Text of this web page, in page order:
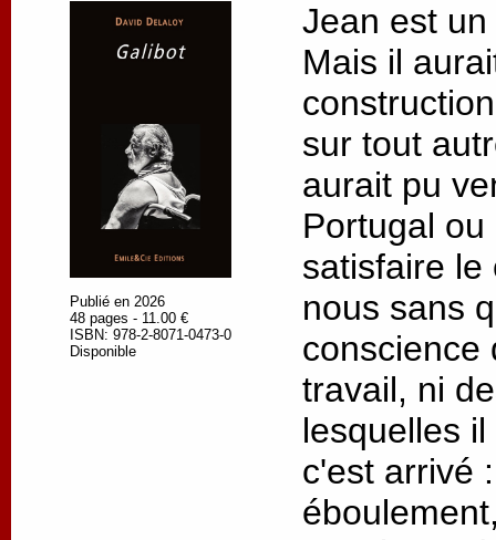
Publié en 2026
48 pages - 11.00 €
ISBN: 978-2-8071-0473-0
Disponible
Jean est
Mais il
sur tout
aurait pu
Portugal
satisfaire le
nous sans
conscience
travail, ni
lesquelles
c'est arrivé